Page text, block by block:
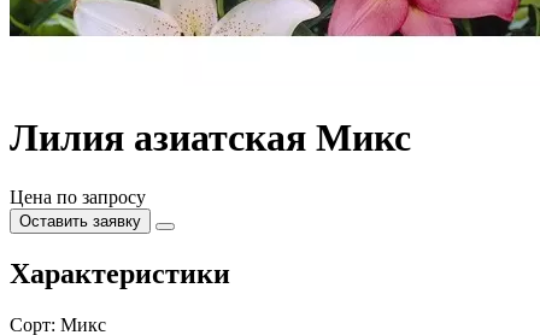
Лилия азиатская Микс
Цена по запросу
Оставить заявку
Характеристики
Сорт: Микс